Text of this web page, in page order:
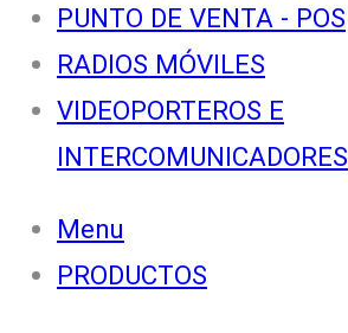
PUNTO DE VENTA - POS
RADIOS MÓVILES
VIDEOPORTEROS E
INTERCOMUNICADORES
Menu
PRODUCTOS